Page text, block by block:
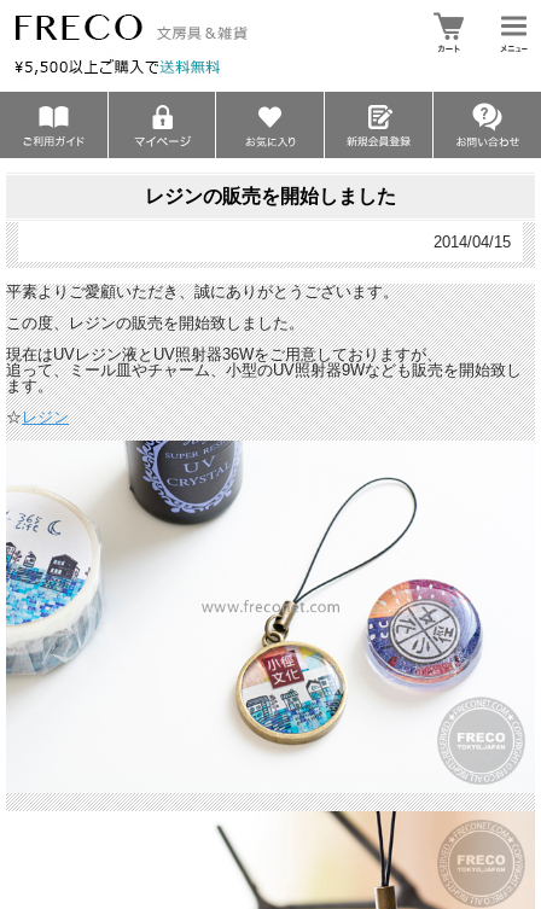
レジンの販売を開始しました
2014/04/15
平素よりご愛顧いただき、誠にありがとうございます。
この度、レジンの販売を開始致しました。
現在はUVレジン液とUV照射器36Wをご用意しておりますが、
追って、ミール皿やチャーム、小型のUV照射器9Wなども販売を開始致し
ます。
☆レジン